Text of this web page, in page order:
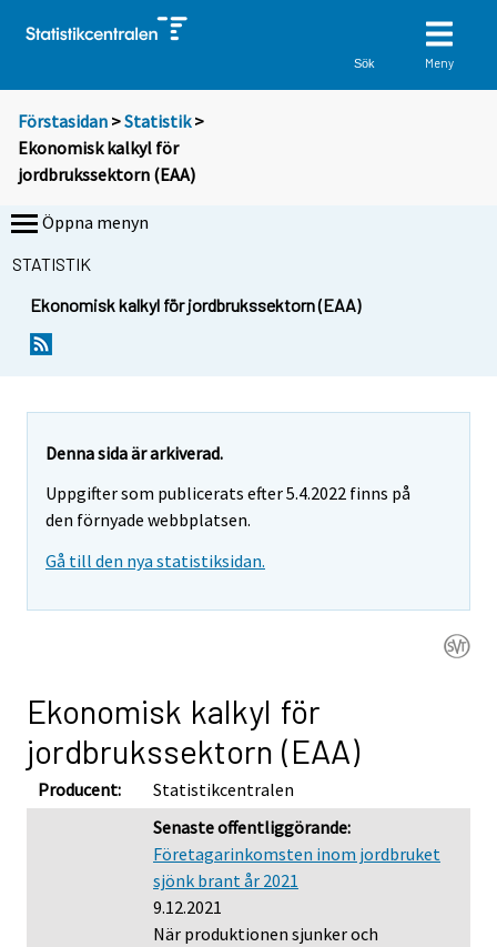
Sök Meny
Förstasidan >Statistik >
Ekonomisk kalkyl för
jordbrukssektorn (EAA)
Öppna menyn
STATISTIK
Ekonomisk kalkyl för jordbrukssektorn (EAA)
Denna sida är arkiverad.
Uppgifter som publicerats efter 5.4.2022 finns på
den förnyade webbplatsen.
Gå till den nya statistiksidan.
Ekonomisk kalkyl för
jordbrukssektorn (EAA)
Producent: Statistikcentralen
Senaste offentliggörande:
Företagarinkomsten inom jordbruket
sjönk brant år 2021
9.12.2021
När produktionen sjunker och